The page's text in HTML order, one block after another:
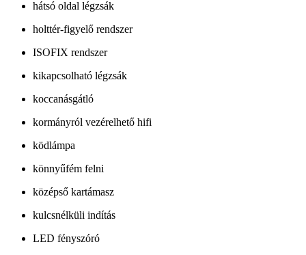
hátsó oldal légzsák
holttér-figyelő rendszer
ISOFIX rendszer
kikapcsolható légzsák
koccanásgátló
kormányról vezérelhető hifi
ködlámpa
könnyűfém felni
középső kartámasz
kulcsnélküli indítás
LED fényszóró